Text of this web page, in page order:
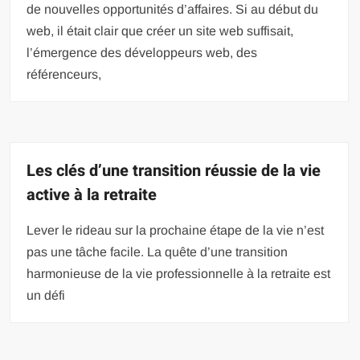
de nouvelles opportunités d’affaires. Si au début du
web, il était clair que créer un site web suffisait,
l’émergence des développeurs web, des
référenceurs,
Les clés d’une transition réussie de la vie
active à la retraite
Lever le rideau sur la prochaine étape de la vie n’est
pas une tâche facile. La quête d’une transition
harmonieuse de la vie professionnelle à la retraite est
un défi